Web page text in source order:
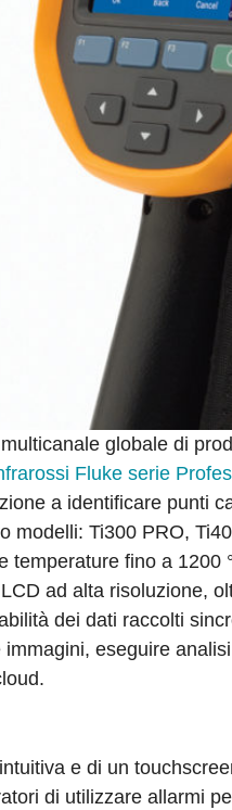
globale di
Fluke serie
a identificare punti
modelli: Ti300 PRO,
temperature fino a
ad alta risoluzione,
dei dati raccolti
eseguire
e di un
di utilizzare allarmi